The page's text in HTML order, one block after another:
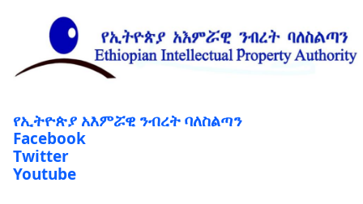
የኢትዮጵያ አእምሯዊ ንብረት ባለስልጣን
Facebook
Twitter
Youtube